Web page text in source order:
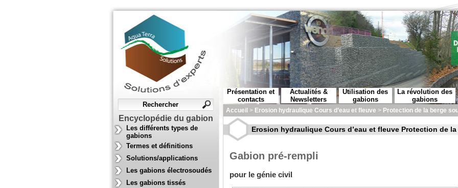
Encyclopédie du gabion
Les différents types de
gabions
Termes et définitions
Solutions/applications
Les gabions électrosoudés
Les gabions tissés
Présentation et
contacts
Actualités &
Newsletters
Utilisation des
gabions
La révolution des
gabions
Accueil > Erosion hydraulique Cours d’eau et fleuve > Protection de la berge
Erosion hydraulique Cours d’eau et fleuve Protection de
Gabion pré-rempli
pour le génie civil